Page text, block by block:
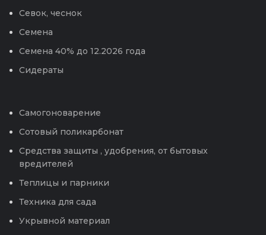
Севок, чеснок
Семена
Семена 40% до 12.2026 года
Сидераты
Самогоноварение
Сотовый поликарбонат
Средства защиты , удобрения, от бытовых
вредителей
Теплицы и парники
Техника для сада
Укрывной материал